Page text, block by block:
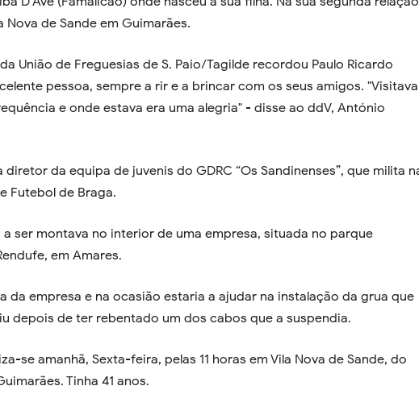
Nova de Sande em Guimarães.
União de Freguesias de S. Paio/Tagilde recordou Paulo Ricardo
pessoa, sempre a rir e a brincar com os seus amigos. "Visitava
e onde estava era uma alegria" - disse ao ddV, António
diretor da equipa de juvenis do GDRC “Os Sandinenses”, que milita
Futebol de Braga.
a ser montava no interior de uma empresa, situada no parque
em Amares.
da empresa e na ocasião estaria a ajudar na instalação da grua que
depois de ter rebentado um dos cabos que a suspendia.
se amanhã, Sexta-feira, pelas 11 horas em Vila Nova de Sande, do
Tinha 41 anos.